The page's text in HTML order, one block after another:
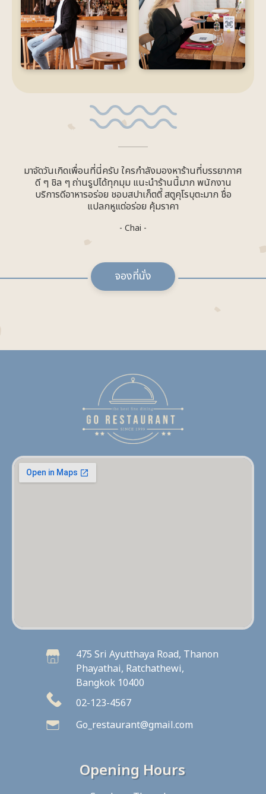
มาจัดวันเกิดเพื่อนที่นี่ครับ ใครกำลังมองหาร้านที่บรรยากาศ
ดี ๆ ชิล ๆ ถ่านรูปได้ทุกมุม แนะนำร้านนี้มาก พนักงาน
บริการดีอาหารอร่อย ชอบสปาเก็ตตี้ สตูคุโรบุตะมาก ชื่อ
แปลกหูแต่อร่อย คุ้มราคา
- Chai -
จองที่นั่ง
475 Sri Ayutthaya Road, Thanon
Phayathai, Ratchathewi,
Bangkok 10400
02-123-4567
Go_restaurant@gmail.com
Opening Hours